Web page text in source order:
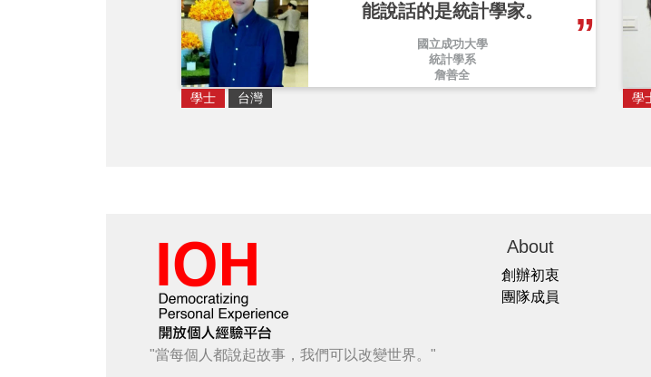
能說話的是統計學家。
國立成功大學
統計學系
詹善全
學士 台灣 學
"當每個人都說起故事，我們可以改變世界。"
About
創辦初衷
團隊成員